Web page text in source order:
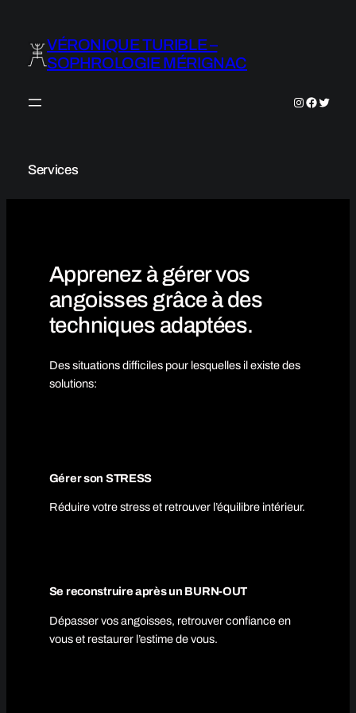
contenu VÉRONIQUE TURIBLE –
SOPHROLOGIE MÉRIGNAC
Instagram
Twitter
Services
Apprenez à gérer vos
angoisses grâce à des
techniques adaptées.
Des situations difficiles pour lesquelles il existe des
solutions:
Gérer son STRESS
Réduire votre stress et retrouver l’équilibre intérieur.
Se reconstruire après un BURN-OUT
Dépasser vos angoisses, retrouver confiance en
vous et restaurer l’estime de vous.